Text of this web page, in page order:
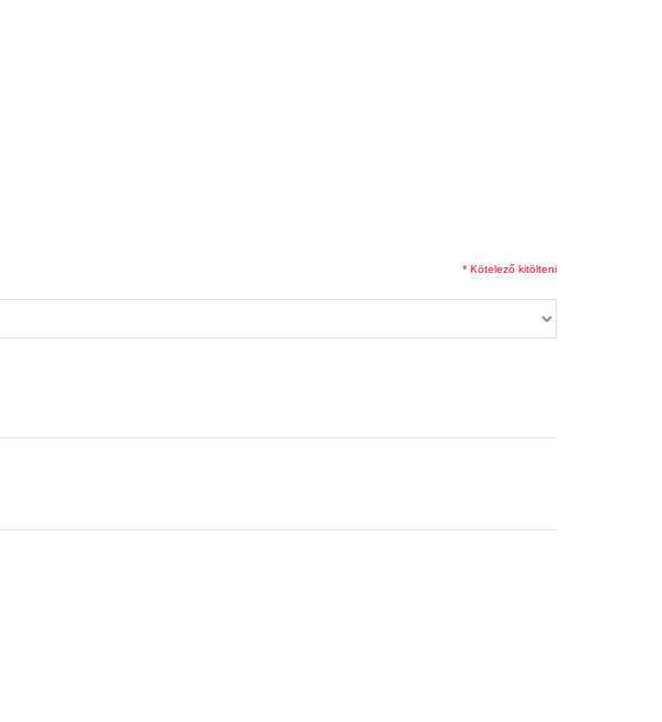
* Kötelező kitölteni